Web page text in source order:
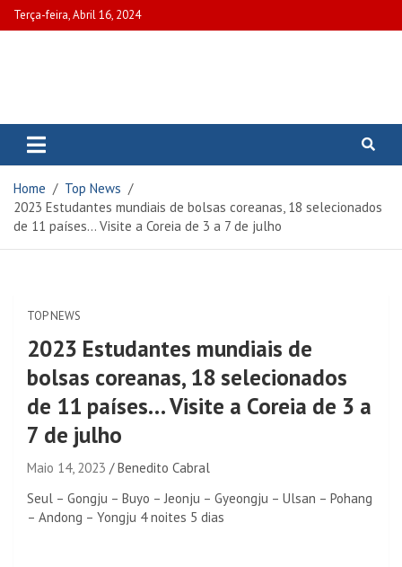
Skip
to
Terça-feira, Abril 16, 2024
www.portalcascais.pt
recentes e veja programas de TV,
reportagens e podcasts
www.portalcascais.pt
Home
Top News
2023 Estudantes mundiais de bolsas coreanas, 18 selecionados
de 11 países… Visite a Coreia de 3 a 7 de julho
TOP NEWS
2023 Estudantes mundiais de
bolsas coreanas, 18 selecionados
de 11 países… Visite a Coreia de 3 a
7 de julho
Maio 14, 2023
Benedito Cabral
Seul – Gongju – Buyo – Jeonju – Gyeongju – Ulsan – Pohang
– Andong – Yongju 4 noites 5 dias